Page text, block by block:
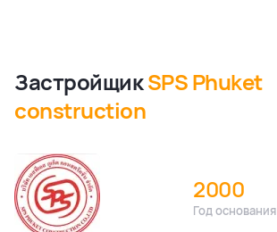
ЗастройщикSPS Phuket
construction
2000
Год основания